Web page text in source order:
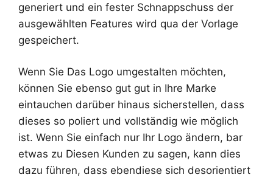
generiert und ein fester Schnappschuss der
ausgewählten Features wird qua der Vorlage
gespeichert.
Wenn Sie Das Logo umgestalten möchten,
können Sie ebenso gut gut in Ihre Marke
eintauchen darüber hinaus sicherstellen, dass
dieses so poliert und vollständig wie möglich
ist. Wenn Sie einfach nur Ihr Logo ändern, bar
etwas zu Diesen Kunden zu sagen, kann dies
dazu führen, dass ebendiese sich desorientiert